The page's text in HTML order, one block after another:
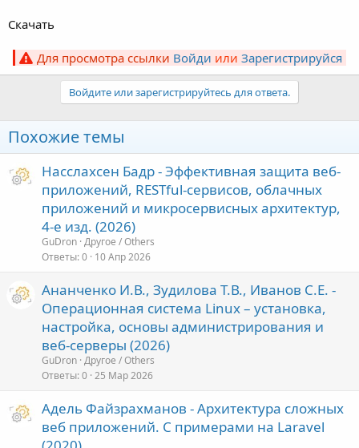
Скачать
Для просмотра ссылки Войди или Зарегистрируйся
Войдите или зарегистрируйтесь для ответа.
Похожие темы
Насслахсен Бадр - Эффективная защита веб-
приложений, RESTful-сервисов, облачных
приложений и микросервисных архитектур,
4-е изд. (2026)
GuDron Другое / Others
Ответы 0 10 Апр 2026
Ананченко И.В., Зудилова Т.В., Иванов С.Е. -
Операционная система Linux – установка,
настройка, основы администрирования и
веб-серверы (2026)
GuDron Другое / Others
Ответы 0 25 Мар 2026
Адель Файзрахманов - Архитектура сложных
веб приложений. С примерами на Laravel